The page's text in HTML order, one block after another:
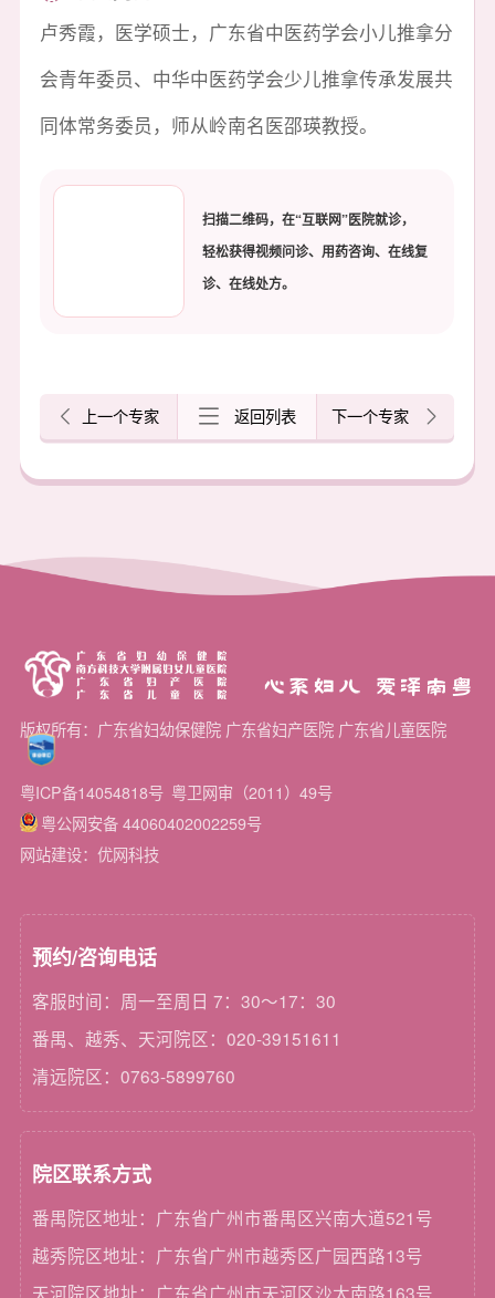
卢秀霞，医学硕士，广东省中医药学会小儿推拿分
会青年委员、中华中医药学会少儿推拿传承发展共
同体常务委员，师从岭南名医邵瑛教授。
扫描二维码，在“互联网”医院就诊，
轻松获得视频问诊、用药咨询、在线复
诊、在线处方。
上一个专家 返回列表 下一个专家
心系妇儿 爱泽南粤
版权所有：广东省妇幼保健院 广东省妇产医院 广东省儿童医院
粤ICP备14054818号 粤卫网审（2011）49号
粤公网安备 44060402002259号
网站建设：优网科技
预约/咨询电话
客服时间：周一至周日 7：30～17：30
番禺、越秀、天河院区：020-39151611
清远院区：0763-5899760
院区联系方式
番禺院区地址：广东省广州市番禺区兴南大道521号
越秀院区地址：广东省广州市越秀区广园西路13号
天河院区地址：广东省广州市天河区沙太南路163号